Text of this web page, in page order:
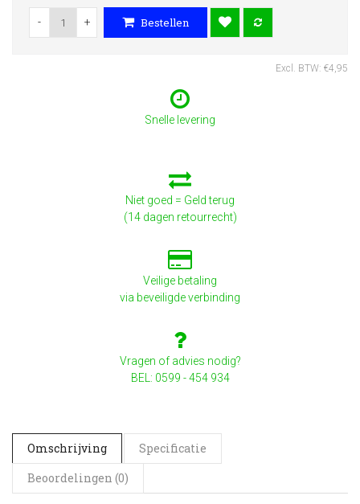
- + Bestellen
Excl. BTW: €4,95
Snelle levering
Niet goed = Geld terug
(14 dagen retourrecht)
Veilige betaling
via beveiligde verbinding
Vragen of advies nodig?
BEL: 0599 - 454 934
Omschrijving
Specificatie
Beoordelingen (0)